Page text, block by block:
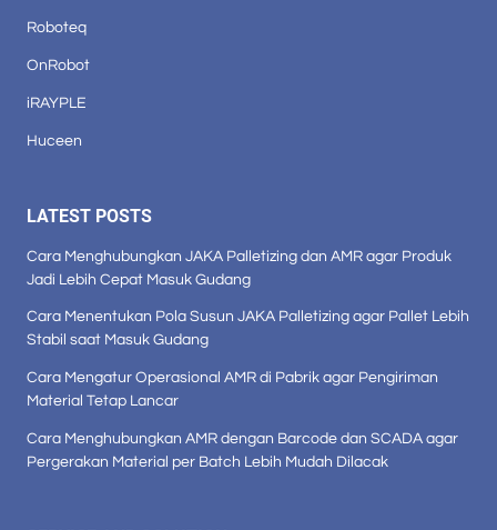
Roboteq
OnRobot
iRAYPLE
Huceen
LATEST POSTS
Cara Menghubungkan JAKA Palletizing dan AMR agar Produk
Jadi Lebih Cepat Masuk Gudang
Cara Menentukan Pola Susun JAKA Palletizing agar Pallet Lebih
Stabil saat Masuk Gudang
Cara Mengatur Operasional AMR di Pabrik agar Pengiriman
Material Tetap Lancar
Cara Menghubungkan AMR dengan Barcode dan SCADA agar
Pergerakan Material per Batch Lebih Mudah Dilacak